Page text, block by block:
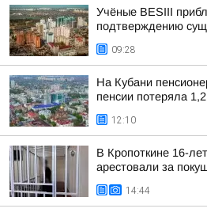
Учёные BESIII
подтверждению
09:28
На Кубани
пенсии потеряла
12:10
В Кропоткине 16-
арестовали за
14:44